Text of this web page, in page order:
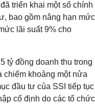
triển khai một số chính
bao gồm nâng hạn mức
lãi suất 9% cho
tỷ đồng doanh thu trong
chiếm khoảng một nửa
đầu tư của SSI tiếp tục
cố định do các tổ chức